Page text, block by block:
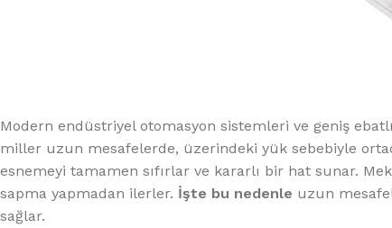
Modern endüstriyel otomasyon sistemleri ve geniş
miller uzun mesafelerde, üzerindeki yük sebebiyle
esnemeyi tamamen sıfırlar ve kararlı bir hat sunar.
sapma yapmadan ilerler. İşte bu nedenle uzun
sağlar.